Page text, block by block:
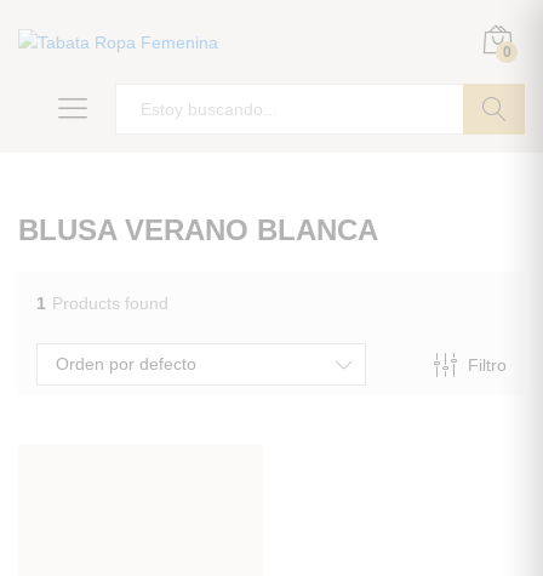
0
BLUSA VERANO BLANCA
1 Products found
Filtro
Orden por defecto